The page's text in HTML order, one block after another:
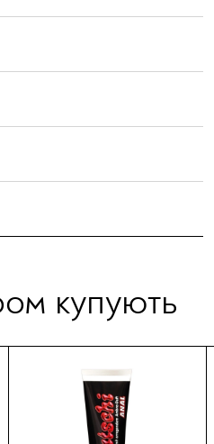
купують